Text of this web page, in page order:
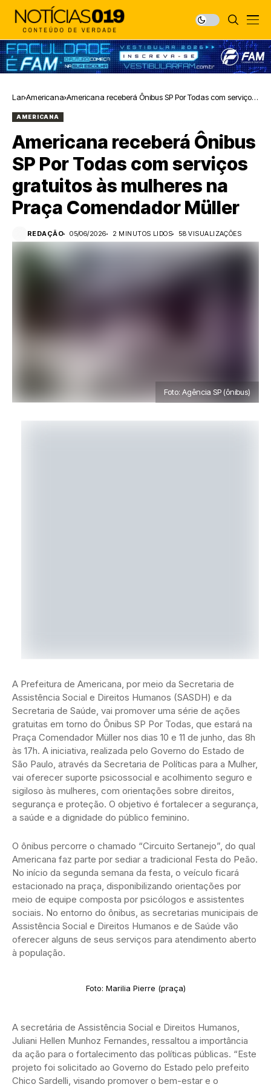
Lar Americana Americana receberá Ônibus SP Por Todas com serviços
AMERICANA
Americana receberá Ônibus
SP Por Todas com serviços
gratuitos às mulheres na
Praça Comendador Müller
REDAÇÃO 05/06/2026 2 MINUTOS LIDOS 58 VISUALIZAÇÕES
Foto: Agência SP (ônibus)
A Prefeitura de Americana, por meio da Secretaria de
Assistência Social e Direitos Humanos (SASDH) e da
Secretaria de Saúde, vai promover uma série de ações
gratuitas em torno do Ônibus SP Por Todas, que estará na
Praça Comendador Müller nos dias 10 e 11 de junho, das 8h
às 17h. A iniciativa, realizada pelo Governo do Estado de
São Paulo, através da Secretaria de Políticas para a Mulher,
vai oferecer suporte psicossocial e acolhimento seguro e
sigiloso às mulheres, com orientações sobre direitos,
segurança e proteção. O objetivo é fortalecer a segurança,
a saúde e a dignidade do público feminino.
O ônibus percorre o chamado “Circuito Sertanejo”, do qual
Americana faz parte por sediar a tradicional Festa do Peão.
No início da segunda semana da festa, o veículo ficará
estacionado na praça, disponibilizando orientações por
meio de equipe composta por psicólogos e assistentes
sociais. No entorno do ônibus, as secretarias municipais de
Assistência Social e Direitos Humanos e de Saúde vão
oferecer alguns de seus serviços para atendimento aberto
à população.
Foto: Marilia Pierre (praça)
A secretária de Assistência Social e Direitos Humanos,
Juliani Hellen Munhoz Fernandes, ressaltou a importância
da ação para o fortalecimento das políticas públicas. “Este
projeto foi solicitado ao Governo do Estado pelo prefeito
Chico Sardelli, visando promover o bem-estar e o